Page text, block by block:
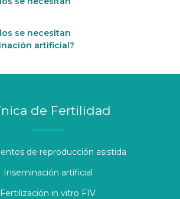
se necesitan
artificial?
de Fertilidad
de reproducción asistida
Inseminación artificial
Fertilización in vitro FIV